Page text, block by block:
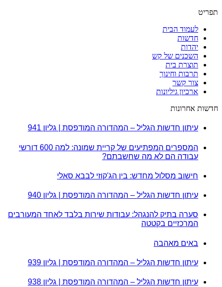
תפריט
לעמוד הבית
חדשות
יהדות
השכנים של קש
תוצרת בית
תרבות וחינוך
צור קשר
ארכיון גיליונות
חדשות אחרונות
עיתון חדשות הגליל – המהדורה המודפסת | גליון 941
המספרים המפתיעים של קריית שמונה: למה 600 דורשי
עבודה הם לא מה שחשבתם?
חישוב מסלול מחדש: בין הג'קוזי לבבא סאלי
עיתון חדשות הגליל – המהדורה המודפסת | גליון 940
סערה בתיק להנגהל: עבודות שירות בלבד לאחד המעורבים
המרכזיים בקטטה
באים מאהבה
עיתון חדשות הגליל – המהדורה המודפסת | גליון 939
עיתון חדשות הגליל – המהדורה המודפסת | גליון 938